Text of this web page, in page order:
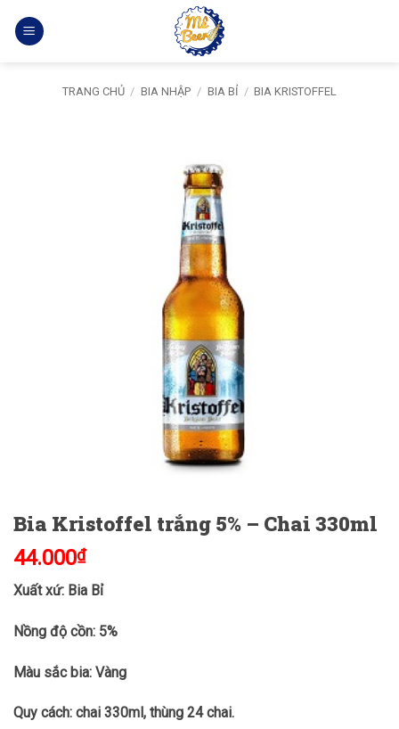
qua
TRANG CHỦ / BIA NHẬP / BIA BỈ / BIA KRISTOFFEL
Bia Kristoffel trắng 5% – Chai 330ml
44.000₫
Xuất xứ: Bia Bỉ
Nồng độ cồn: 5%
Màu sắc bia: Vàng
Quy cách: chai 330ml, thùng 24 chai.